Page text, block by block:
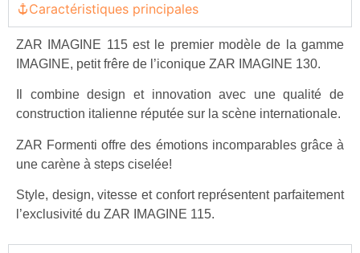
Caractéristiques principales
ZAR IMAGINE 115 est le premier modèle de la gamme
IMAGINE, petit frêre de l’iconique ZAR IMAGINE 130.
Il combine design et innovation avec une qualité de
construction italienne réputée sur la scène internationale.
ZAR Formenti offre des émotions incomparables grâce à
une carène à steps ciselée!
Style, design, vitesse et confort représentent parfaitement
l’exclusivité du ZAR IMAGINE 115.